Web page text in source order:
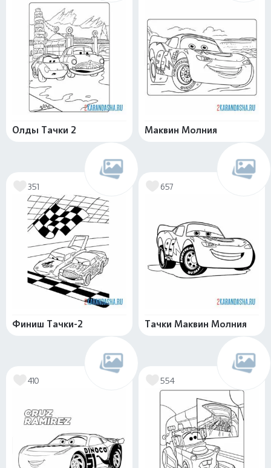
Олды Тачки 2 Маквин Молния
351
Финиш Тачки-2
657
Тачки Маквин Молния
410 554